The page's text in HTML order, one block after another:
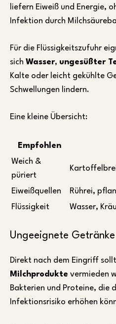
liefern Eiweiß und Energie,
Infektion durch
Für die Flüssigkeitszufuhr
sich Wasser, ungesüßter
Kalte oder leicht gekühlte
Schwellungen lindern.
Eine kleine Übersicht:
Empfohlen
Weich &
püriert
Eiweißquellen
Rührei,
Flüssigkeit
Wasser,
Ungeeignete Getränke
Direkt nach dem Eingriff
Milchprodukte vermieden
Bakterien und Proteine, die
Infektionsrisiko erhöhen